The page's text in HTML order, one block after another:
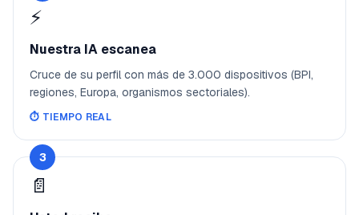
⚡
Nuestra IA escanea
Cruce de su perfil con más de 3.000 dispositivos (BPI,
regiones, Europa, organismos sectoriales).
⏱️ TIEMPO REAL
3
📄